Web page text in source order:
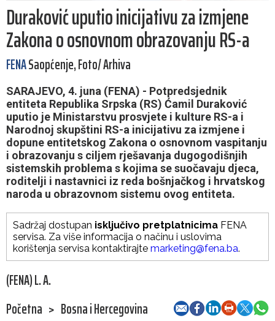
Duraković uputio inicijativu za izmjene
Zakona o osnovnom obrazovanju RS-a
FENASaopćenje, Foto/ Arhiva
SARAJEVO, 4. juna (FENA) - Potpredsjednik
entiteta Republika Srpska (RS) Ćamil Duraković
uputio je Ministarstvu prosvjete i kulture RS-a i
Narodnoj skupštini RS-a inicijativu za izmjene i
dopune entitetskog Zakona o osnovnom vaspitanju
i obrazovanju s ciljem rješavanja dugogodišnjih
sistemskih problema s kojima se suočavaju djeca,
roditelji i nastavnici iz reda bošnjačkog i hrvatskog
naroda u obrazovnom sistemu ovog entiteta.
Sadržaj dostupan isključivo pretplatnicima FENA
servisa. Za više informacija o načinu i uslovima
korištenja servisa kontaktirajte marketing@fena.ba.
(FENA) L. A.
Početna > Bosna i Hercegovina